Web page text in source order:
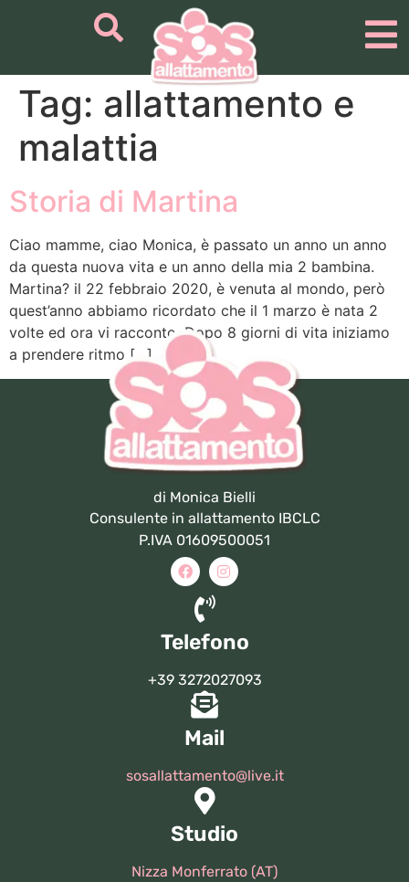
Tag: allattamento e
malattia
Storia di Martina
Ciao mamme, ciao Monica, è passato un anno un anno
da questa nuova vita e un anno della mia 2 bambina.
Martina? il 22 febbraio 2020, è venuta al mondo, però
quest’anno abbiamo ricordato che il 1 marzo è nata 2
volte ed ora vi racconto. Dopo 8 giorni di vita iniziamo
a prendere ritmo […]
di Monica Bielli
Consulente in allattamento IBCLC
P.IVA 01609500051
Telefono
+39 3272027093
Mail
sosallattamento@live.it
Studio
Nizza Monferrato (AT)